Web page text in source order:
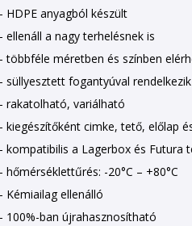
HDPE anyagból készült
ellenáll a nagy terhelésnek is
többféle méretben és színben
süllyesztett fogantyúval
rakatolható, variálható
kiegészítőként cimke, tető, előlap
kompatibilis a Lagerbox és Futura
hőmérséklettűrés: -20°C – +80°C
Kémiailag ellenálló
100%-ban újrahasznosítható